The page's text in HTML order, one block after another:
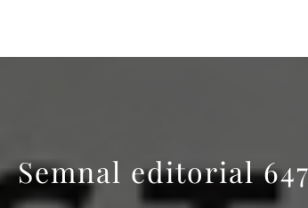
Semnal editorial